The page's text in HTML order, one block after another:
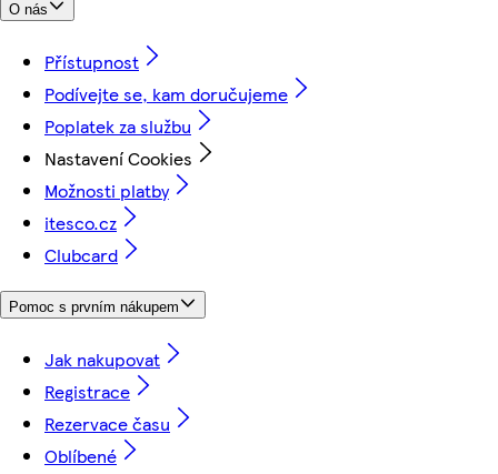
O nás
Přístupnost
Podívejte se, kam doručujeme
Poplatek za službu
Nastavení Cookies
Možnosti platby
itesco.cz
Clubcard
Pomoc s prvním nákupem
Jak nakupovat
Registrace
Rezervace času
Oblíbené